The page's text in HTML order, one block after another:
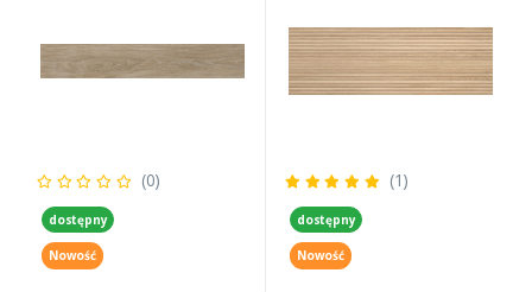
(0)
dostępny
Nowość
(1)
dostępny
Nowość